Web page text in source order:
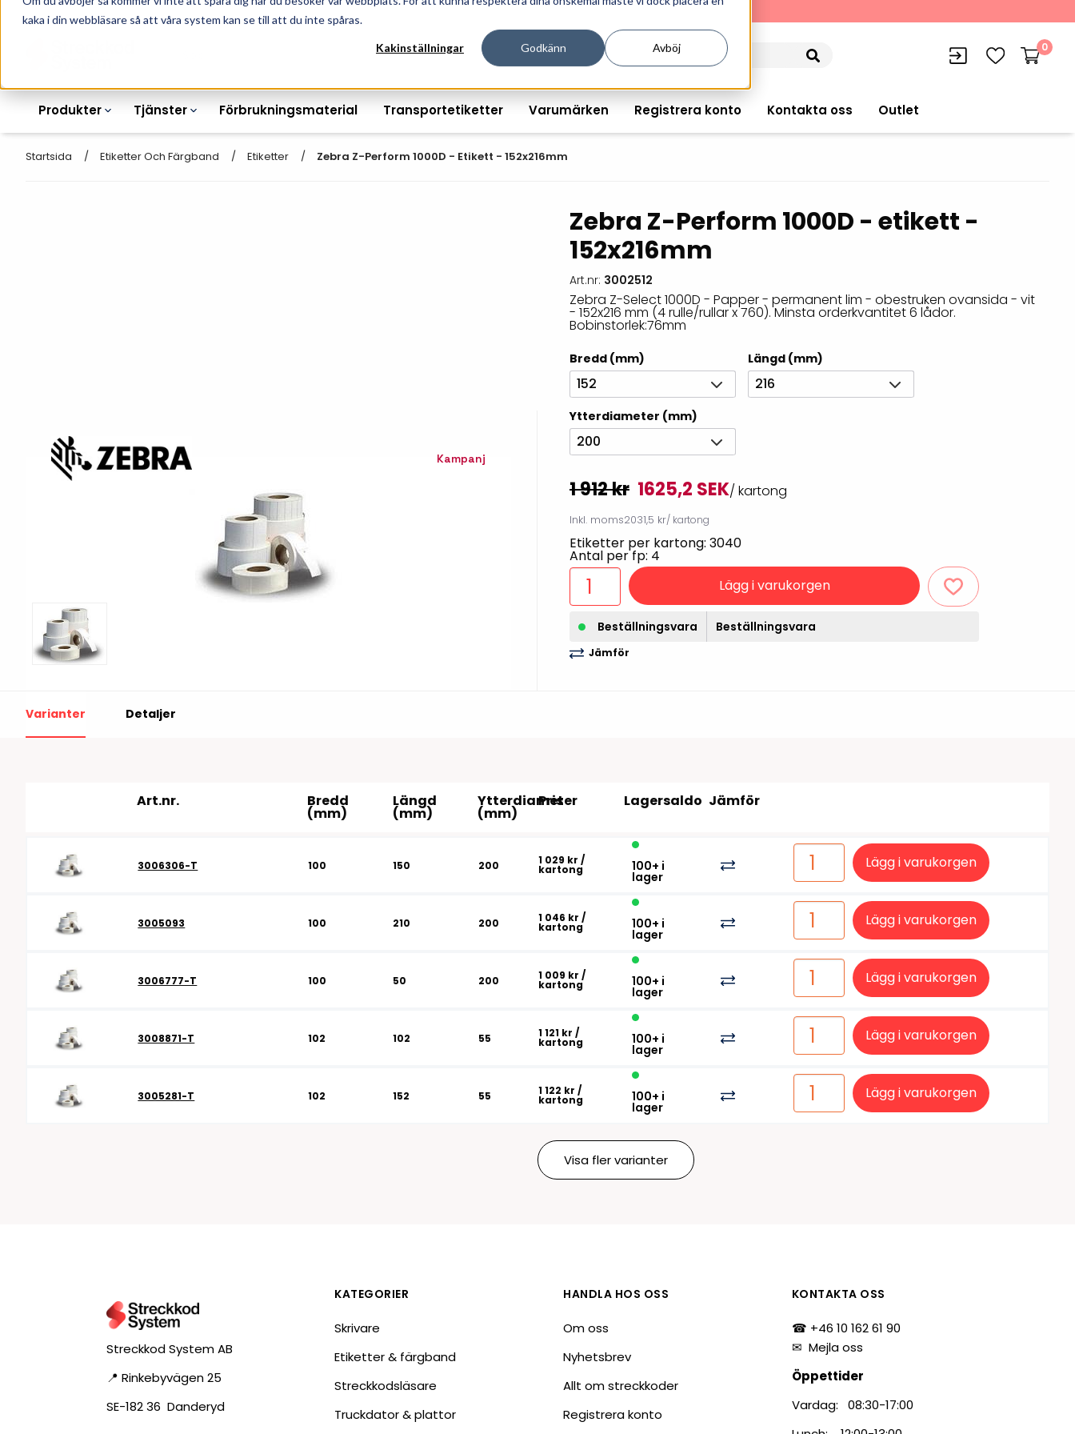
kaka i din webbläsare så att våra system kan se till att du inte spåras.
Kakinställningar Godkänn Avböj
010-162 61 90 Lösningar för professionell informationshantering och märkning
0
Produkter
Tillbehör skrivare
Handhållna streckkodsläsare
Bordsstreckkodsläsare
Streckkodsverifierare
Tillbehör streckkodsläsare
Handdatorer
Tablets
Tillbehör handdatorer
Tillbehör tablets
Pekskärmsdatorer
Tillbehör truckdatorer
och pekskärmar
RFID Handdatorer
RFID Skrivare
RFID antenner
Outlet-handdatorer
Outlet-skrivare
Tjänster
Räkna ut EAN kontrollsiffran
Order offertförfrågan
streckkodsoriginal
VISITIQ: Besökssystem
Utlåning hyra och
Rondering och verifiering
Datorlös etikettutskrift och
Förbrukningsmaterial Transportetiketter Varumärken Registrera konto Kontakta oss Outlet
Startsida Etiketter Och Färgband Etiketter Zebra Z-Perform 1000D - Etikett - 152x216mm
Kampanj
Zebra Z-Perform 1000D - etikett -
152x216mm
Art.nr: 3002512
Zebra Z-Select 1000D - Papper - permanent lim - obestruken ovansida - vit
- 152x216 mm (4 rulle/rullar x 760). Minsta orderkvantitet 6 lådor.
Bobinstorlek:76mm
Bredd (mm)
152
Längd (mm)
216
Ytterdiameter (mm)
200
1 912 kr 1625,2 SEK/ kartong
Inkl. moms2031,5 kr/ kartong
Etiketter per kartong: 3040
Antal per fp: 4
Lägg i varukorgen
Beställningsvara Beställningsvara
Jämför
Varianter Detaljer
Art.nr. Bredd
(mm)
Längd
(mm)
Ytterdiameter
(mm)
Pris Lagersaldo Jämför
3006306-T 100 150 200 1 029 kr /
kartong 100+ i
lager
Lägg i varukorgen
3005093 100 210 200 1 046 kr /
kartong 100+ i
lager
Lägg i varukorgen
3006777-T 100 50 200 1 009 kr /
kartong 100+ i
lager
Lägg i varukorgen
3008871-T 102 102 55 1 121 kr /
kartong 100+ i
lager
Lägg i varukorgen
3005281-T 102 152 55 1 122 kr /
kartong 100+ i
lager
Lägg i varukorgen
Visa fler varianter
Streckkod System AB
📍 Rinkebyvägen 25
SE-182 36 Danderyd
KATEGORIER
Skrivare
Etiketter & färgband
Streckkodsläsare
Truckdator & plattor
HANDLA HOS OSS
Om oss
Nyhetsbrev
Allt om streckkoder
Registrera konto
KONTAKTA OSS
☎ +46 10 162 61 90
✉ Mejla oss
Öppettider
Vardag: 08:30-17:00